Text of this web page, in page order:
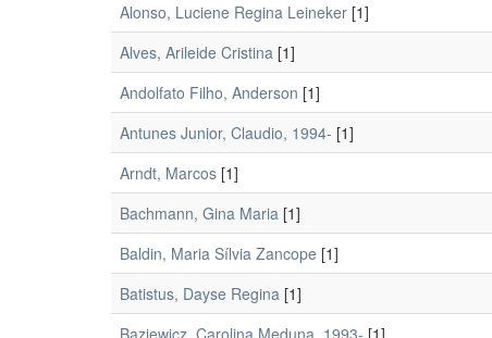
Alonso, Luciene Regina Leineker [1]
Alves, Arileide Cristina [1]
Andolfato Filho, Anderson [1]
Antunes Junior, Claudio, 1994- [1]
Arndt, Marcos [1]
Bachmann, Gina Maria [1]
Baldin, Maria Sílvia Zancope [1]
Batistus, Dayse Regina [1]
Baziewicz, Carolina Meduna, 1993- [1]